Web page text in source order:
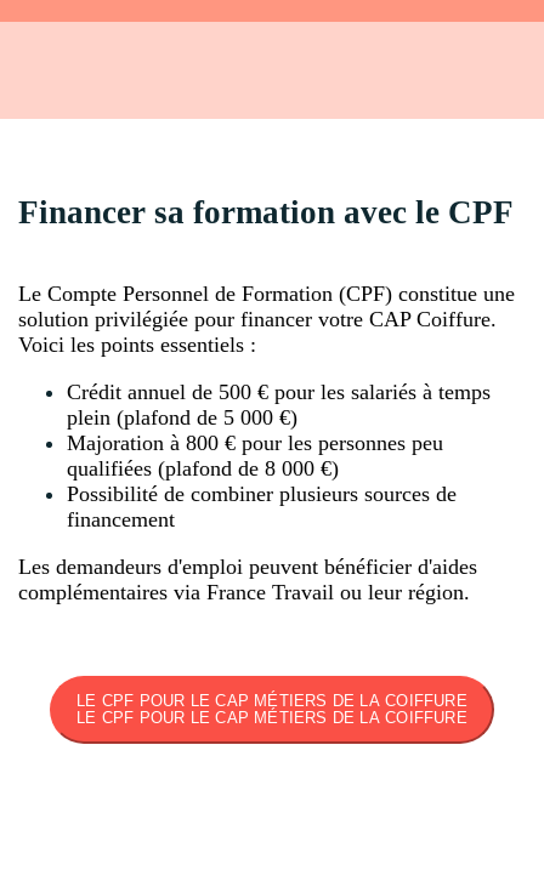
Financer sa formation avec le CPF
Le Compte Personnel de Formation (CPF) constitue une
solution privilégiée pour financer votre CAP Coiffure.
Voici les points essentiels :
Crédit annuel de 500 € pour les salariés à temps
plein (plafond de 5 000 €)
Majoration à 800 € pour les personnes peu
qualifiées (plafond de 8 000 €)
Possibilité de combiner plusieurs sources de
financement
Les demandeurs d'emploi peuvent bénéficier d'aides
complémentaires via France Travail ou leur région.
LE CPF POUR LE CAP MÉTIERS DE LA COIFFURE
LE CPF POUR LE CAP MÉTIERS DE LA COIFFURE